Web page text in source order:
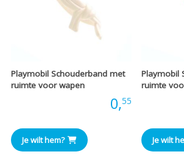
Playmobil Schouderband met
ruimte voor wapen
0,55
Je wilt hem?
Playmobil
ruimte
Je wilt